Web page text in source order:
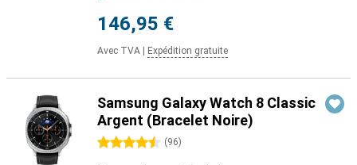
146,95 €
Avec TVA Expédition gratuite
Samsung Galaxy Watch 8 Classic
Argent (Bracelet Noire)
4.5 étoiles (96)